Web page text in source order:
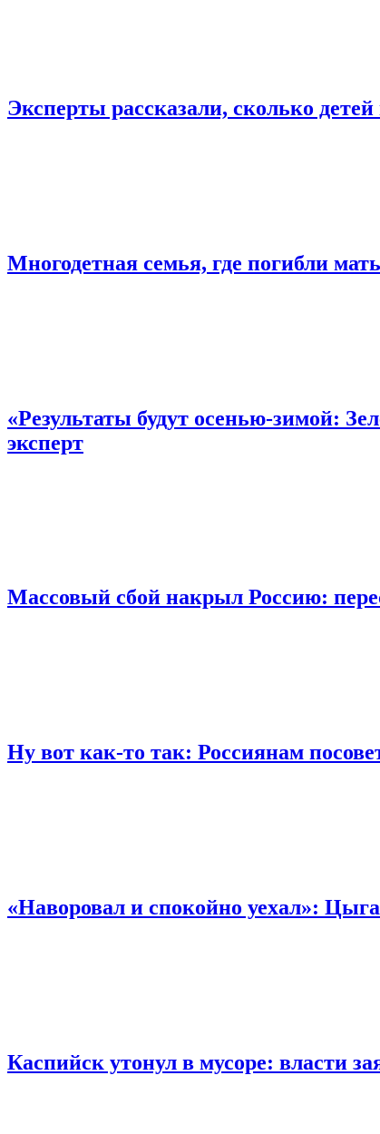
Эксперты рассказали, сколько
Многодетная семья, где погибли
«Результаты будут осенью-зимой:
эксперт
Массовый сбой накрыл Россию:
Ну вот как-то так: Россиянам
«Наворовал и спокойно уехал»:
Каспийск утонул в мусоре: власти